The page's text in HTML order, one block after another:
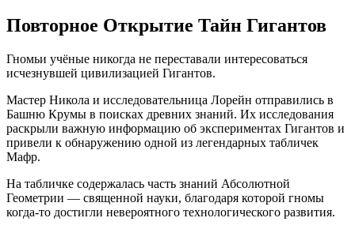
Повторное Открытие Тайн Гигантов
Гномьи учёные никогда не переставали интересоваться
исчезнувшей цивилизацией Гигантов.
Мастер Никола и исследовательница Лорейн отправились в
Башню Крумы в поисках древних знаний. Их исследования
раскрыли важную информацию об экспериментах Гигантов и
привели к обнаружению одной из легендарных табличек
Мафр.
На табличке содержалась часть знаний Абсолютной
Геометрии — священной науки, благодаря которой гномы
когда-то достигли невероятного технологического развития.